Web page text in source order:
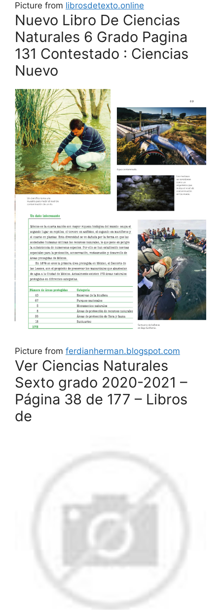
Picture from librosdetexto.online
Nuevo Libro De Ciencias
Naturales 6 Grado Pagina
131 Contestado : Ciencias
Nuevo
Picture from ferdianherman.blogspot.com
Ver Ciencias Naturales
Sexto grado 2020-2021 –
Página 38 de 177 – Libros
de